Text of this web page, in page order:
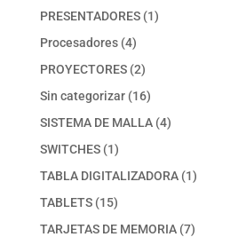
productos
PRESENTADORES 11
Procesadores 44
productos
PROYECTORES 22
productos
Sin categorizar 1616
productos
SISTEMA DE MALLA 44
SWITCHES 11
producto
TABLA DIGITALIZADORA 11
TABLETS 1515
productos
TARJETAS DE MEMORIA 77